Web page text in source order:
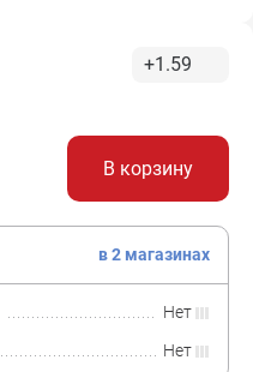
+1.59
В корзину
в 2 магазинах
Нет
Нет